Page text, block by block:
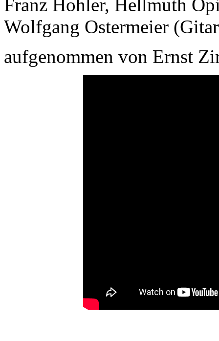
Franz Hohler, Hellmuth
Wolfgang Ostermeier
aufgenommen von Ernst